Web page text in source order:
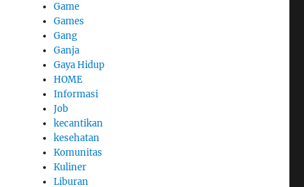
Game
Games
Gang
Ganja
Gaya Hidup
HOME
Informasi
Job
kecantikan
kesehatan
Komunitas
Kuliner
Liburan